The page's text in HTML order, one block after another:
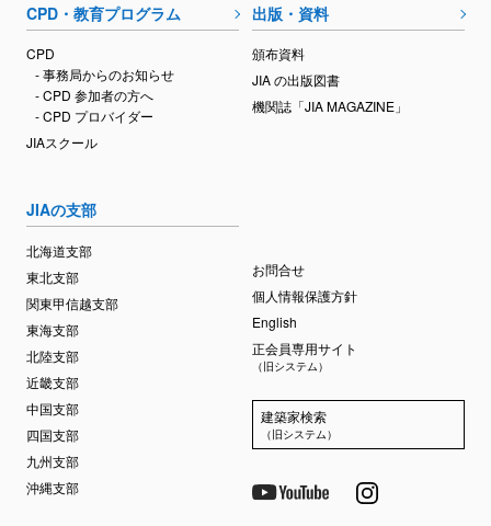
CPD・教育プログラム
CPD
- 事務局からのお知らせ
- CPD 参加者の方へ
- CPD プロバイダー
JIAスクール
出版・資料
頒布資料
JIA の出版図書
機関誌「JIA MAGAZINE」
JIAの支部
北海道支部
東北支部
関東甲信越支部
東海支部
北陸支部
近畿支部
中国支部
四国支部
九州支部
沖縄支部
お問合せ
個人情報保護方針
English
正会員専用サイト
（旧システム）
建築家検索
（旧システム）